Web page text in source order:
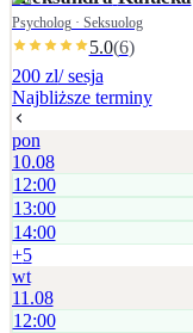
Psycholog · Seksuolog
5.0(6)
200 zl/ sesja
Najbliższe terminy
pon
10.08
12:00
13:00
14:00
+5
wt
11.08
12:00